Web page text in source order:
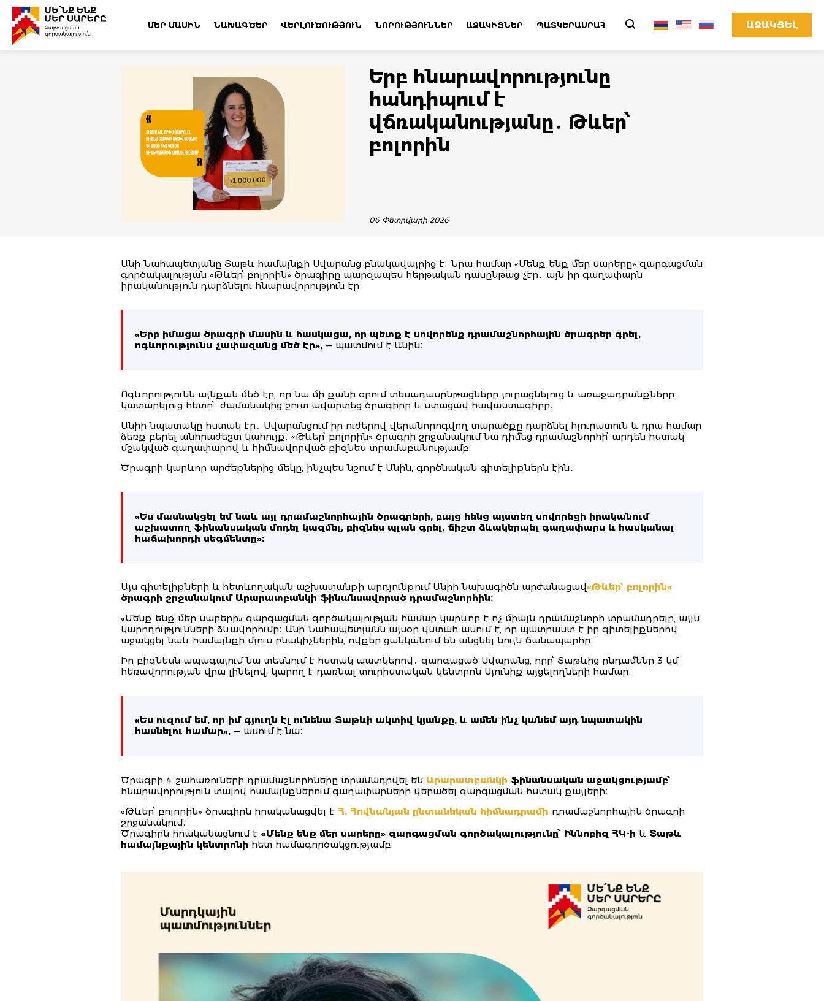
ՄԵՐ ՄԱՍԻՆ ՆԱԽԱԳԾԵՐ ՎԵՐԼՈՒԾՈՒԹՅՈՒՆ ՆՈՐՈՒԹՅՈՒՆՆԵՐ ԱՋԱԿԻՑՆԵՐ ՊԱՏԿԵՐԱՍՐԱՀ ԱՋԱԿՑԵԼ
Երբ հնարավորությունը
հանդիպում է
վճռականությանը․ Թևեր՝
բոլորին
06 Փետրվարի 2026
Անի Նահապետյանը Տաթև համայնքի Սվարանց բնակավայրից է։ Նրա համար «Մենք ենք մեր սարերը» զարգացման
գործակալության «Թևեր՝ բոլորին» ծրագիրը պարզապես հերթական դասընթաց չէր․ այն իր գաղափարն
իրականություն դարձնելու հնարավորություն էր։
«Երբ իմացա ծրագրի մասին և հասկացա, որ պետք է սովորենք դրամաշնորհային ծրագրեր գրել,
ոգևորությունս չափազանց մեծ էր», — պատմում է Անին։
Ոգևորությունն այնքան մեծ էր, որ նա մի քանի օրում տեսադասընթացները յուրացնելուց և առաջադրանքները
կատարելուց հետո՝ ժամանակից շուտ ավարտեց ծրագիրը և ստացավ հավաստագիրը։
Անիի նպատակը հստակ էր․ Սվարանցում իր ուժերով վերանորոգվող տարածքը դարձնել հյուրատուն և դրա համար
ձեռք բերել անհրաժեշտ կահույք։ «Թևեր՝ բոլորին» ծրագրի շրջանակում նա դիմեց դրամաշնորհի՝ արդեն հստակ
մշակված գաղափարով և հիմնավորված բիզնես տրամաբանությամբ։
Ծրագրի կարևոր արժեքներից մեկը, ինչպես նշում է Անին, գործնական գիտելիքներն էին․
«Ես մասնակցել եմ նաև այլ դրամաշնորհային ծրագրերի, բայց հենց այստեղ սովորեցի իրականում
աշխատող ֆինանսական մոդել կազմել, բիզնես պլան գրել, ճիշտ ձևակերպել գաղափարս և հասկանալ
հաճախորդի սեգմենտը»։
Այս գիտելիքների և հետևողական աշխատանքի արդյունքում Անիի նախագիծն արժանացավ«Թևեր՝ բոլորին»
ծրագրի շրջանակում Արարատբանկի ֆինանսավորած դրամաշնորհին։
«Մենք ենք մեր սարերը» զարգացման գործակալության համար կարևոր է ոչ միայն դրամաշնորհ տրամադրելը, այլև
կարողությունների ձևավորումը։ Անի Նահապետյանն այսօր վստահ ասում է, որ պատրաստ է իր գիտելիքներով
աջակցել նաև համայնքի մյուս բնակիչներին, ովքեր ցանկանում են անցնել նույն ճանապարհը։
Իր բիզնեսն ապագայում նա տեսնում է հստակ պատկերով․ զարգացած Սվարանց, որը՝ Տաթևից ընդամենը 3 կմ
հեռավորության վրա լինելով, կարող է դառնալ տուրիստական կենտրոն Սյունիք այցելողների համար։
«Ես ուզում եմ, որ իմ գյուղն էլ ունենա Տաթևի ակտիվ կյանքը, և ամեն ինչ կանեմ այդ նպատակին
հասնելու համար», — ասում է նա։
Ծրագրի 4 շահառուների դրամաշնորհները տրամադրվել են Արարատբանկի ֆինանսական աջակցությամբ՝
հնարավորություն տալով համայնքներում գաղափարները վերածել զարգացման հստակ քայլերի։
«Թևեր՝ բոլորին» ծրագիրն իրականացվել է Հ. Հովնանյան ընտանեկան հիմնադրամի դրամաշնորհային ծրագրի
շրջանակում։
Ծրագիրն իրականացնում է «Մենք ենք մեր սարերը» զարգացման գործակալությունը՝ Իննոբիզ ՀԿ-ի և Տաթև
համայնքային կենտրոնի հետ համագործակցությամբ։